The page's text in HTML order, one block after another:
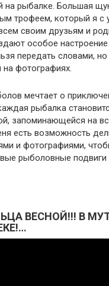
на рыбалке. Большая
трофеем, который я с
своим друзьям и
особое настроение
передать словами,
на фотографиях.
мечтает о
рыбалка
запоминающейся на
есть возможность
и фотографиями,
рыболовные подвиги
ВЕСНОЙ!!! В